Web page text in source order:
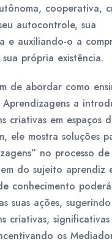
cooperativa,
autocontrole, sua
e auxiliando-o a
própria existência.
de abordar como
a
criativas em espaços
ele mostra soluções
no processo
do sujeito aprendiz
conhecimento poderá
suas ações,
criativas,
os